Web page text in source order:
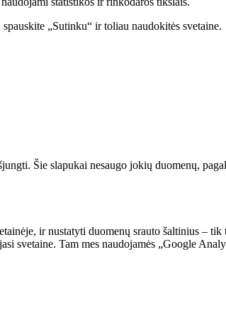
„Sutinku“ ir toliau naudokitės svetaine.
Šie slapukai nesaugo jokių duomenų,
ir nustatyti duomenų srauto šaltinius –
svetaine. Tam mes naudojamės „Google